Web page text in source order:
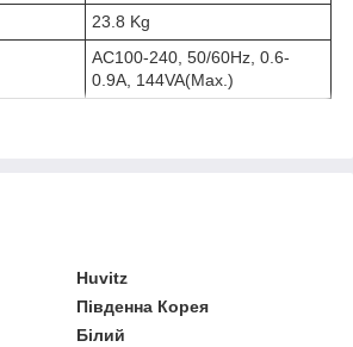
23.8 Kg
AC100-240, 50/60Hz, 0.6-
0.9A, 144VA(Max.)
Huvitz
Південна Корея
Білий